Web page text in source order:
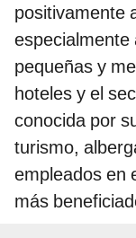
positivamente
especialmente
pequeñas y
hoteles y el
conocida por
turismo,
empleados en
más